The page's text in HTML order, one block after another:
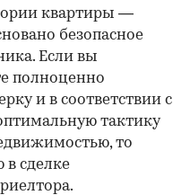
квартиры —
безопасное
Если вы
полноценно
и в соответствии с
тактику
то
в сделке